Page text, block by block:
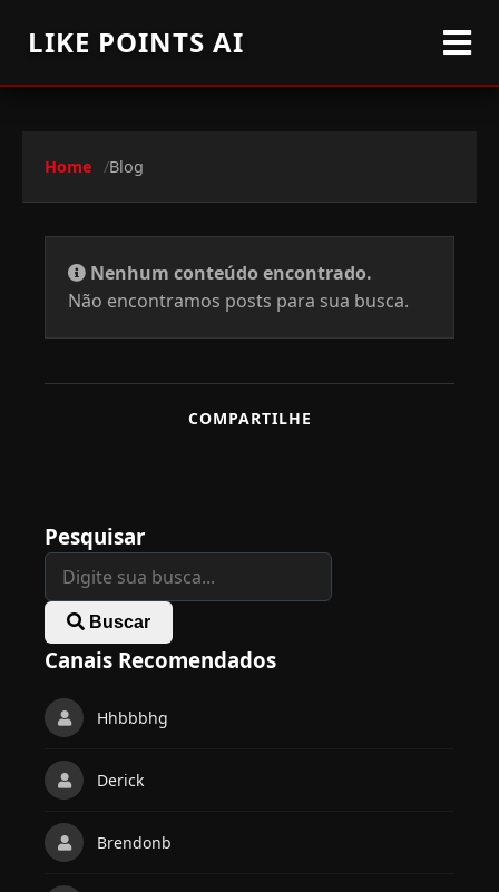
LIKE POINTS AI
Home Blog
Nenhum conteúdo encontrado.
Não encontramos posts para sua busca.
COMPARTILHE
Pesquisar
Buscar
Canais Recomendados
Hhbbbhg
Derick
Brendonb